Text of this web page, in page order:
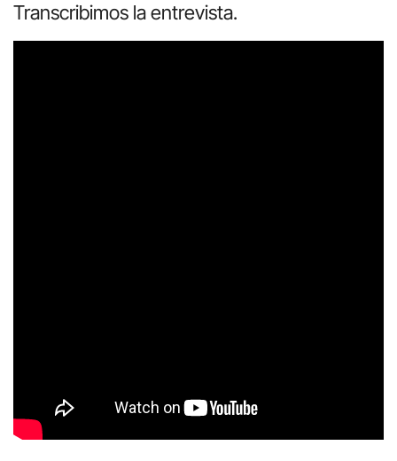
Transcribimos la entrevista.